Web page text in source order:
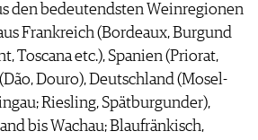
den bedeutendsten Weinregionen
Frankreich (Bordeaux, Burgund
Toscana etc.), Spanien (Priorat,
Douro), Deutschland (Mosel-
Riesling, Spätburgunder),
bis Wachau; Blaufränkisch,